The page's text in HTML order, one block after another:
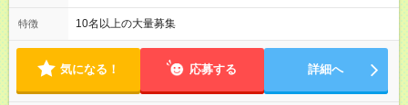
プ成果給 【試用期間】試用期間なし
す。 ※平均残業時間：月10時間
特徴 10名以上の大量募集
気になる！ 応募する 詳細へ